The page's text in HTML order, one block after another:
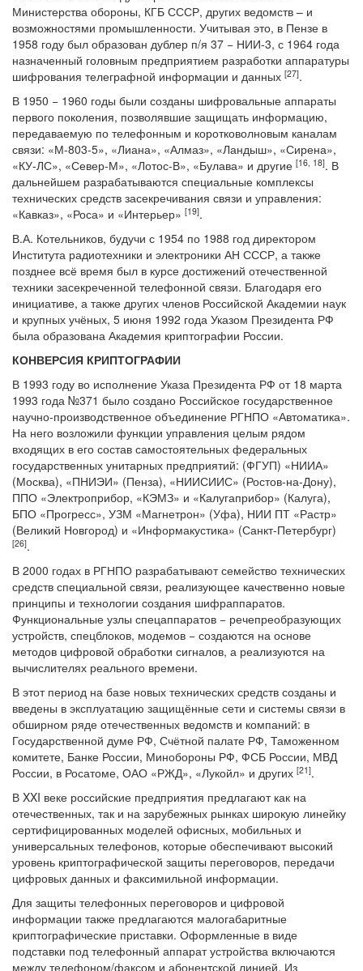
Министерства обороны, КГБ СССР, других ведомств – и
возможностями промышленности. Учитывая это, в Пензе в
1958 году был образован дублер п/я 37 − НИИ-3, с 1964 года
назначенный головным предприятием разработки аппаратуры
шифрования телеграфной информации и данных [27].
В 1950 − 1960 годы были созданы шифровальные аппараты
первого поколения, позволявшие защищать информацию,
передаваемую по телефонным и коротковолновым каналам
связи: «М-803-5», «Лиана», «Алмаз», «Ландыш», «Сирена»,
«КУ-ЛС», «Север-М», «Лотос-В», «Булава» и другие [16, 18]. В
дальнейшем разрабатываются специальные комплексы
технических средств засекречивания связи и управления:
«Кавказ», «Роса» и «Интерьер» [19].
В.А. Котельников, будучи с 1954 по 1988 год директором
Института радиотехники и электроники АН СССР, а также
позднее всё время был в курсе достижений отечественной
техники засекреченной телефонной связи. Благодаря его
инициативе, а также других членов Российской Академии наук
и крупных учёных, 5 июня 1992 года Указом Президента РФ
была образована Академия криптографии России.
КОНВЕРСИЯ КРИПТОГРАФИИ
В 1993 году во исполнение Указа Президента РФ от 18 марта
1993 года №371 было создано Российское государственное
научно-производственное объединение РГНПО «Автоматика».
На него возложили функции управления целым рядом
входящих в его состав самостоятельных федеральных
государственных унитарных предприятий: (ФГУП) «НИИА»
(Москва), «ПНИЭИ» (Пенза), «НИИСИИС» (Ростов-на-Дону),
ППО «Электроприбор, «КЭМЗ» и «Калугаприбор» (Калуга),
БПО «Прогресс», УЗМ «Магнетрон» (Уфа), НИИ ПТ «Растр»
(Великий Новгород) и «Информакустика» (Санкт-Петербург)
[26].
В 2000 годах в РГНПО разрабатывают семейство технических
средств специальной связи, реализующее качественно новые
принципы и технологии создания шифраппаратов.
Функциональные узлы спецаппаратов − речепреобразующих
устройств, спецблоков, модемов − создаются на основе
методов цифровой обработки сигналов, а реализуются на
вычислителях реального времени.
В этот период на базе новых технических средств созданы и
введены в эксплуатацию защищённые сети и системы связи в
обширном ряде отечественных ведомств и компаний: в
Государственной думе РФ, Счётной палате РФ, Таможенном
комитете, Банке России, Минобороны РФ, ФСБ России, МВД
России, в Росатоме, ОАО «РЖД», «Лукойл» и других [21].
В XXI веке российские предприятия предлагают как на
отечественных, так и на зарубежных рынках широкую линейку
сертифицированных моделей офисных, мобильных и
универсальных телефонов, которые обеспечивают высокий
уровень криптографической защиты переговоров, передачи
цифровых данных и факсимильной информации.
Для защиты телефонных переговоров и цифровой
информации также предлагаются малогабаритные
криптографические приставки. Оформленные в виде
подставки под телефонный аппарат устройства включаются
между телефоном/факсом и абонентской линией. Из